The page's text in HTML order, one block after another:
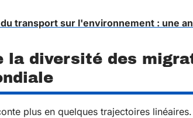
transport sur l'environnement : une
la diversité des
plus en quelques trajectoires